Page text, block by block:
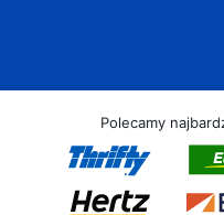
Polecamy